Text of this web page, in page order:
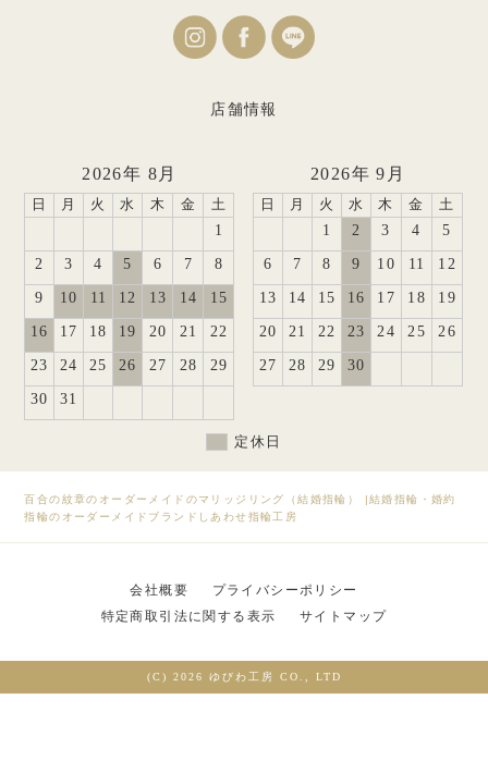
百合の紋章のオーダーメイドのマリッジリング（結婚指輪） |結婚指輪・婚約
指輪のオーダーメイドブランドしあわせ指輪工房
店舗情報
2026年 8月
日 月 火 水 木 金 土
1
2 3 4 5 6 7 8
9 10 11 12 13 14 15
16 17 18 19 20 21 22
23 24 25 26 27 28 29
30 31
2026年 9月
日 月 火 水 木 金 土
1 2 3 4 5
6 7 8 9 10 11 12
13 14 15 16 17 18 19
20 21 22 23 24 25 26
27 28 29 30
定休日
会社概要
プライバシーポリシー
特定商取引法に関する表示
サイトマップ
(C) 2026 ゆびわ工房 CO., LTD